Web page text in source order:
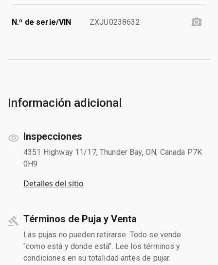
N.º de serie/VIN ZXJU0238632
Información adicional
Inspecciones
4351 Highway 11/17, Thunder Bay, ON, Canada P7K
0H9
Detalles del sitio
Términos de Puja y Venta
Las pujas no pueden retirarse. Todo se vende
"como está y donde está". Lee los términos y
condiciones en su totalidad antes de pujar.